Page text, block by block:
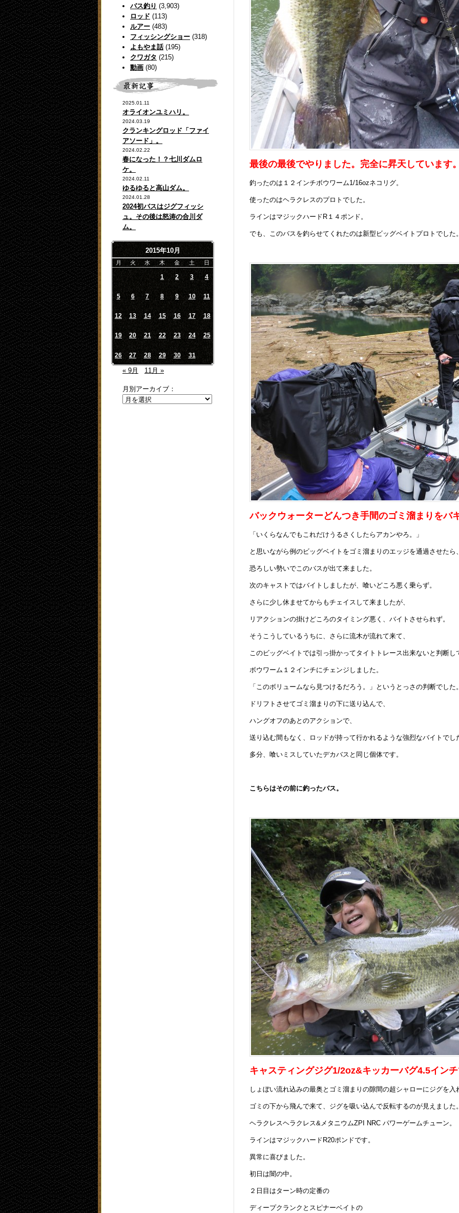
バス釣り (3,903)
ロッド (113)
ルアー (483)
フィッシングショー (318)
よもやま話(195)
クワガタ (215)
動画 (80)
2025.01.11
オライオンユミハリ。
2024.03.19
クランキングロッド「ファイ
アソード」。
2024.02.22
春になった！？七川ダムロ
ケ。
2024.02.11
ゆるゆると高山ダム。
2024.01.28
2024初バスはジグフィッシ
ュ。その後は怒涛の合川ダ
ム。
2015年10月
月 火 水 木 金 土 日
1 2 3 4
5 6 7 8 9 10 11
12 13 14 15 16 17 18
19 20 21 22 23 24 25
26 27 28 29 30 31
« 9月 11月 »
月別アーカイブ：
最後の最後でやりました。完全に昇天しています
釣ったのは１２インチボウワーム1/16ozネコリグ。
使ったのはヘラクレスのプロトでした。
ラインはマジックハードR１４ポンド。
でも、このバスを釣らせてくれたのは新型ビッグベイトプロトでした
バックウォーターどんつき手間のゴミ溜まりをバ
「いくらなんでもこれだけうるさくしたらアカンやろ。」
と思いながら例のビッグベイトをゴミ溜まりのエッジを通過させたら
恐ろしい勢いでこのバスが出て来ました。
次のキャストではバイトしましたが、喰いどころ悪く乗らず。
さらに少し休ませてからもチェイスして来ましたが、
リアクションの掛けどころのタイミング悪く、バイトさせられず。
そうこうしているうちに、さらに流木が流れて来て、
このビッグベイトでは引っ掛かってタイトトレース出来ないと判断し
ボウワーム１２インチにチェンジしました。
「このボリュームなら見つけるだろう。」というとっさの判断でした
ドリフトさせてゴミ溜まりの下に送り込んで、
ハングオフのあとのアクションで、
送り込む間もなく、ロッドが持って行かれるような強烈なバイトでし
多分、喰いミスしていたデカバスと同じ個体です。
こちらはその前に釣ったバス。
キャスティングジグ1/2oz&キッカーバグ4.5イン
しょぼい流れ込みの最奥とゴミ溜まりの隙間の超シャローにジグを入
ゴミの下から飛んで来て、ジグを吸い込んで反転するのが見えました
ヘラクレスヘラクレス&メタニウムZPI NRC パワーゲームチューン。
ラインはマジックハードR20ポンドです。
異常に喜びました。
初日は闇の中。
２日目はターン時の定番の
ディープクランクとスピナーベイトの